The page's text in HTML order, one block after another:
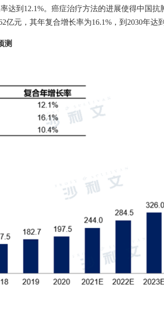
达到 12.1%。癌症治疗方法的进展使得中国
亿元，其年复合增长率为16.1% ，到 2030年达到
测